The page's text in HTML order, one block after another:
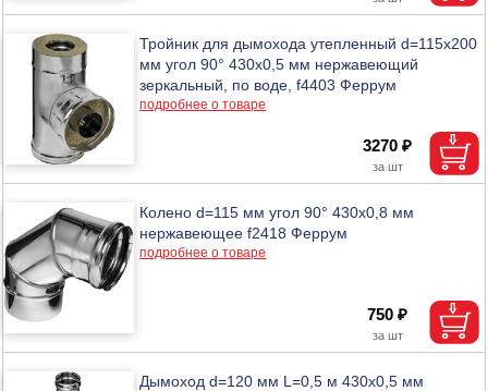
Тройник для дымохода утепленный d=115х200
мм угол 90° 430х0,5 мм нержавеющий
зеркальный, по воде, f4403 Феррум
подробнее о товаре
3270 ₽
Колено d=115 мм угол 90° 430х0,8 мм
нержавеющее f2418 Феррум
подробнее о товаре
750 ₽
Дымоход d=120 мм L=0,5 м 430х0,5 мм